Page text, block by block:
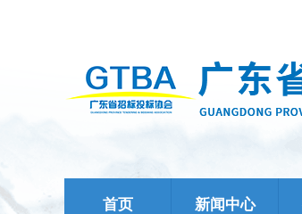
首页 新闻中心